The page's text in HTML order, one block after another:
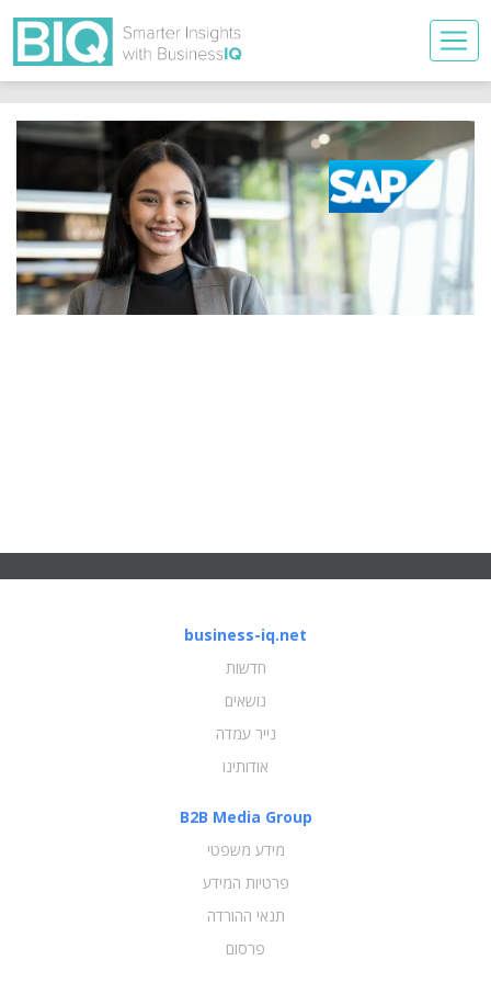
business-iq.net
חדשות
נושאים
נייר עמדה
אודותינו
B2B Media Group
מידע משפטי
פרטיות המידע
תנאי ההורדה
פרסום